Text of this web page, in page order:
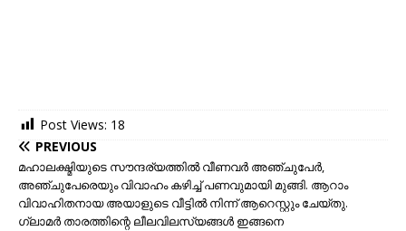
Post Views: 18
PREVIOUS
മഹാലക്ഷ്മിയുടെ സൗന്ദര്യത്തിൽ വീണവർ അഞ്ചുപേർ,
അഞ്ചുപേരെയും വിവാഹം കഴിച്ച് പണവുമായി മുങ്ങി. ആറാം
വിവാഹിതനായ അയാളുടെ വീട്ടിൽ നിന്ന് ആറെസ്റ്റും ചേയ്തു.
ഗ്ലാമർ താരത്തിന്റെ ലീലവിലസ്യങ്ങൾ ഇങ്ങനെ